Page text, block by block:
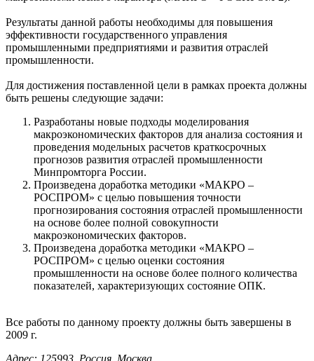
Результаты данной работы необходимы для повышения
эффективности государственного управления
промышленными предприятиями и развития отраслей
промышленности.
Для достижения поставленной цели в рамках проекта должны
быть решены следующие задачи:
Разработаны новые подходы моделирования
макроэкономических факторов для анализа состояния и
проведения модельных расчетов краткосрочных
прогнозов развития отраслей промышленности
Минпромторга России.
Произведена доработка методики «МАКРО –
РОСПРОМ» с целью повышения точности
прогнозирования состояния отраслей промышленности
на основе более полной совокупности
макроэкономических факторов.
Произведена доработка методики «МАКРО –
РОСПРОМ» с целью оценки состояния
промышленности на основе более полного количества
показателей, характеризующих состояние ОПК.
Все работы по данному проекту должны быть завершены в
2009 г.
Адрес: 125993, Россия, Москва,